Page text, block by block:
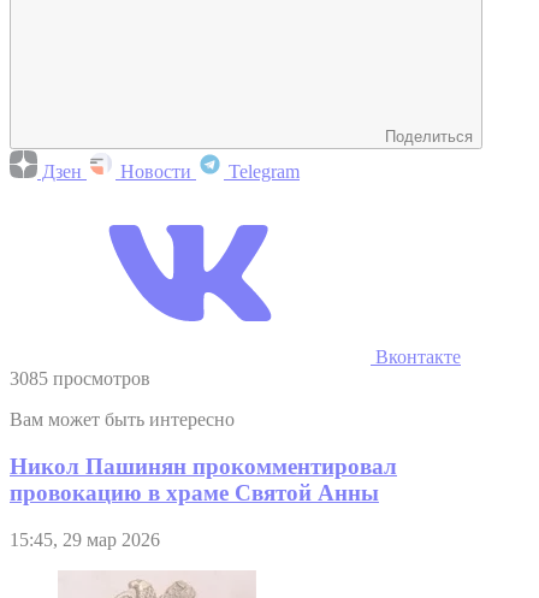
Поделиться
Дзен Новости Telegram
Вконтакте
3085 просмотров
Вам может быть интересно
Никол Пашинян прокомментировал
провокацию в храме Святой Анны
15:45, 29 мар 2026